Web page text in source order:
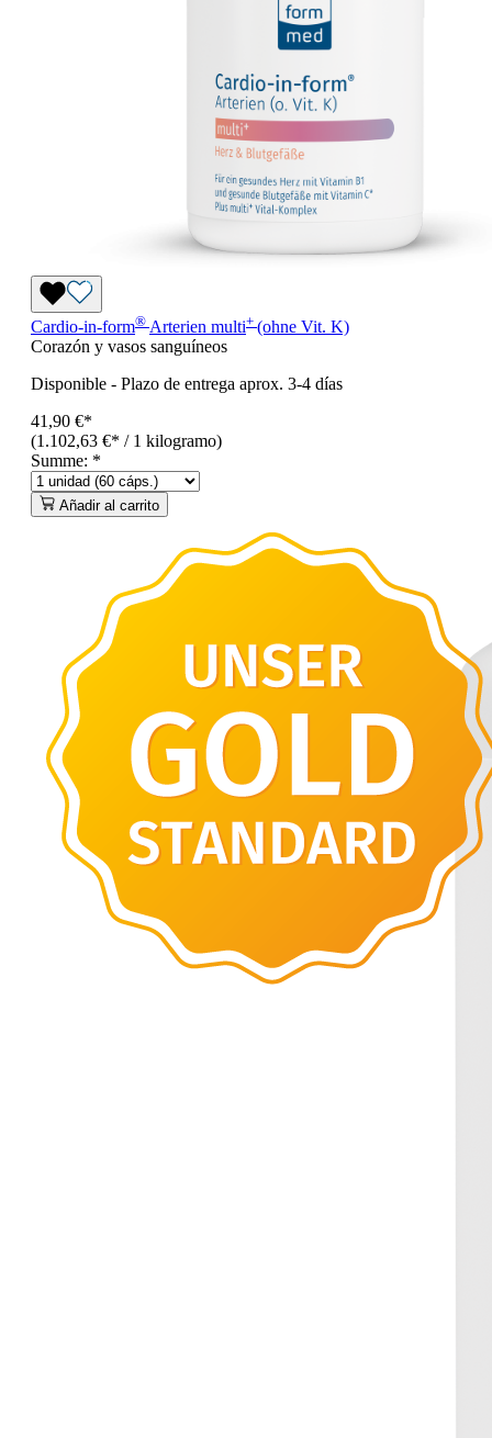
Cardio-in-form® Arterien multi+ (ohne Vit. K)
Corazón y vasos sanguíneos
Disponible - Plazo de entrega aprox. 3-4 días
41,90 €*
(1.102,63 €* / 1 kilogramo)
Summe: *
Añadir al carrito